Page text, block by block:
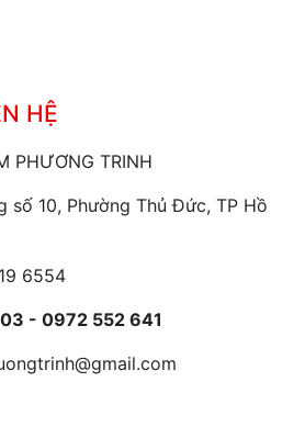
HỆ
PHƯƠNG TRINH
10, Phường Thủ Đức, TP Hồ
6554
- 0972 552 641